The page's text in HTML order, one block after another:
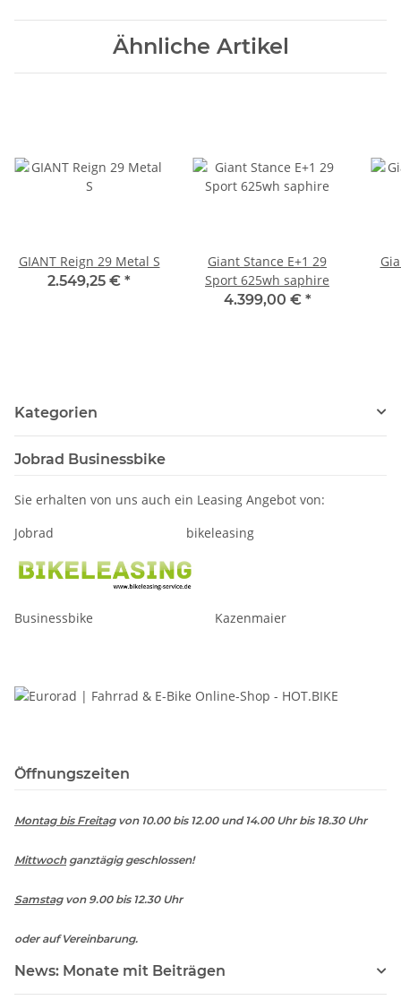
Ähnliche Artikel
GIANT Reign 29 Metal S
2.549,25 € *
Giant Stance E+1 29
Sport 625wh saphire
4.399,00 € *
Kategorien
Jobrad Businessbike
Sie erhalten von uns auch ein Leasing Angebot von:
Jobrad bikeleasing
Businessbike Kazenmaier
Öffnungszeiten
Montag bis Freitagvon 10.00 bis 12.00 und 14.00 Uhr bis 18.30 Uhr
Mittwochganztägig geschlossen!
Samstagvon 9.00 bis 12.30 Uhr
oder auf Vereinbarung.
News: Monate mit Beiträgen